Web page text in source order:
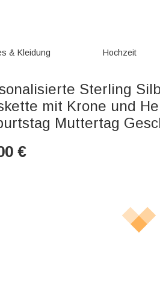
& Kleidung Hochzeit
Sterling
mit Krone und
Muttertag
€